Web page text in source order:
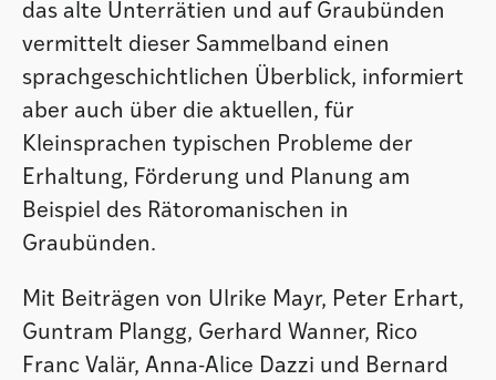
das alte Unterrätien und auf Graubünden
vermittelt dieser Sammelband einen
sprachgeschichtlichen Überblick, informiert
aber auch über die aktuellen, für
Kleinsprachen typischen Probleme der
Erhaltung, Förderung und Planung am
Beispiel des Rätoromanischen in
Graubünden.
Mit Beiträgen von Ulrike Mayr, Peter Erhart,
Guntram Plangg, Gerhard Wanner, Rico
Franc Valär, Anna-Alice Dazzi und Bernard